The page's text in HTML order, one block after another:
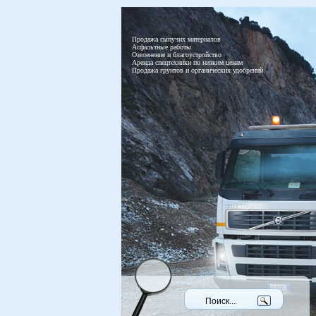
Продажа сыпучих материалов
Асфальтные работы
Озеленение и благоустройство
Аренда спецтехники по низким ценам
Продажа грунтов и органических удобрений